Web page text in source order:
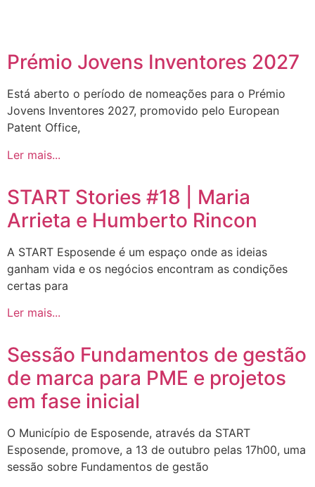
Prémio Jovens Inventores 2027
Está aberto o período de nomeações para o Prémio
Jovens Inventores 2027, promovido pelo European
Patent Office,
Ler mais...
START Stories #18 | Maria
Arrieta e Humberto Rincon
A START Esposende é um espaço onde as ideias
ganham vida e os negócios encontram as condições
certas para
Ler mais...
Sessão Fundamentos de gestão
de marca para PME e projetos
em fase inicial
O Município de Esposende, através da START
Esposende, promove, a 13 de outubro pelas 17h00, uma
sessão sobre Fundamentos de gestão